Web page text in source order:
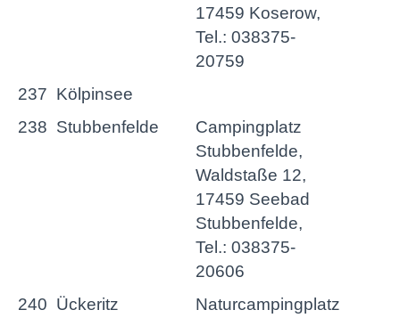
17459 Koserow,
Tel.: 038375-
20759
237 Kölpinsee
238 Stubbenfelde
Campingplatz
Stubbenfelde,
Waldstaße 12,
17459 Seebad
Stubbenfelde,
Tel.: 038375-
20606
240 Ückeritz
Naturcampingplatz